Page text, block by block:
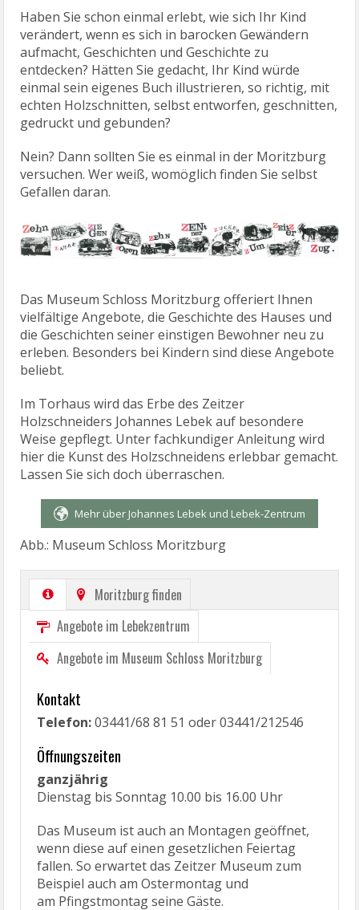
Haben Sie schon einmal erlebt, wie sich Ihr Kind
verändert, wenn es sich in barocken Gewändern
aufmacht, Geschichten und Geschichte zu
entdecken? Hätten Sie gedacht, Ihr Kind würde
einmal sein eigenes Buch illustrieren, so richtig, mit
echten Holzschnitten, selbst entworfen, geschnitten,
gedruckt und gebunden?
Nein? Dann sollten Sie es einmal in der Moritzburg
versuchen. Wer weiß, womöglich finden Sie selbst
Gefallen daran.
Das Museum Schloss Moritzburg offeriert Ihnen
vielfältige Angebote, die Geschichte des Hauses und
die Geschichten seiner einstigen Bewohner neu zu
erleben. Besonders bei Kindern sind diese Angebote
beliebt.
Im Torhaus wird das Erbe des Zeitzer
Holzschneiders Johannes Lebek auf besondere
Weise gepflegt. Unter fachkundiger Anleitung wird
hier die Kunst des Holzschneidens erlebbar gemacht.
Lassen Sie sich doch überraschen.
Mehr über Johannes Lebek und Lebek-Zentrum
Abb.: Museum Schloss Moritzburg
Moritzburg finden
Angebote im Lebekzentrum
Angebote im Museum Schloss Moritzburg
Kontakt
Telefon:03441/68 81 51 oder 03441/212546
Öffnungszeiten
ganzjährig
Dienstag bis Sonntag 10.00 bis 16.00 Uhr
Das Museum ist auch an Montagen geöffnet,
wenn diese auf einen gesetzlichen Feiertag
fallen. So erwartet das Zeitzer Museum zum
Beispiel auch am Ostermontag und